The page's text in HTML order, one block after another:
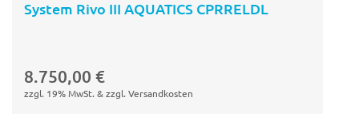
System Rivo III AQUATICS CPRRELDL
8.750,00 €
zzgl. 19% MwSt. & zzgl. Versandkosten